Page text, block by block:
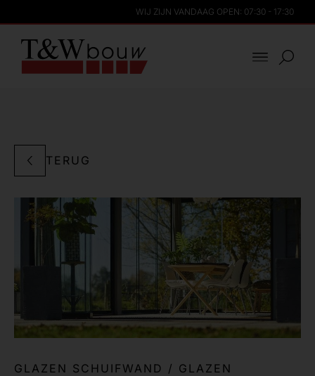
WIJ ZIJN VANDAAG OPEN: 07:30 - 17:30
TERUG
GLAZEN SCHUIFWAND / GLAZEN